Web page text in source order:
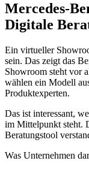
Mercedes-
Digitale
Ein virtueller
sein. Das zeigt das
Showroom steht vor
wählen ein Modell
Produktexperten.
Das ist interessant,
im Mittelpunkt steht.
Beratungstool
Was Unternehmen